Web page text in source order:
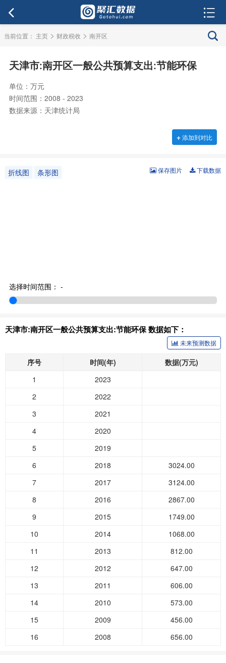
当前位置： 主页 > 财政税收 > 南开区
天津市:南开区一般公共预算支出:节能环保
单位：万元
时间范围：2008 - 2023
数据来源：天津统计局
+添加到对比
折线图 条形图 下载数据
保存图片
选择时间范围： -
天津市:南开区一般公共预算支出:节能环保 数据如下：
未来预测数据
序号 时间(年)
数据(万元)
1
2023
2
2022
3
2021
4
2020
5
2019
6
2018
3024.00
7
2017
3124.00
8
2016
2867.00
9
2015
1749.00
10
2014
1068.00
11
2013
812.00
12
2012
647.00
13
2011
606.00
14
2010
573.00
15
2009
456.00
16
2008 656.00